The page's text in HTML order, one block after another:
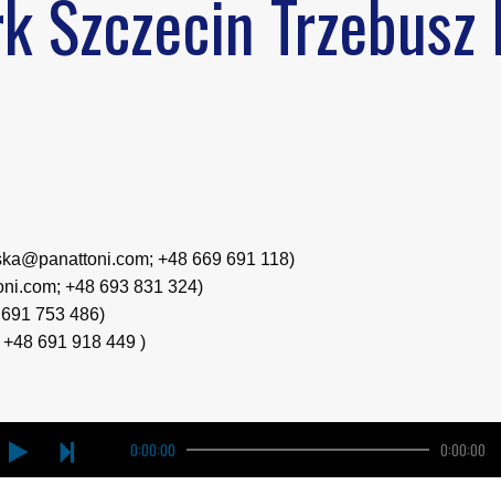
Szczecin
+48 669 691 118)
+48 693 831 324)
753 486)
691 918 449 )
0:00:00 0:00:00